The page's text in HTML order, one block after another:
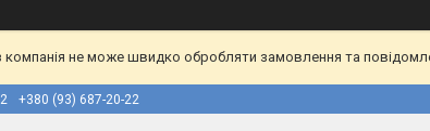
компанія не може швидко обробляти замовлення та
+380 (93) 687-20-22